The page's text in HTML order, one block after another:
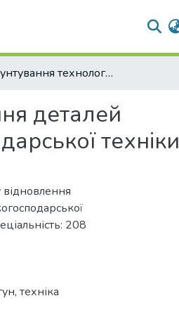
Обґрунтування технологічного процесу відновлення деталей циліндро-поршневої групи двигунів сільськогосподарської техніки
деталей
техніки
208
техніка